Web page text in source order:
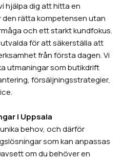
hjälpa dig att hitta en
rätta kompetensen utan
och ett starkt kundfokus.
för att säkerställa att
från första dagen. Vi
utmaningar som butikdrift
försäljningsstrategier,
i Uppsala
behov, och därför
som kan anpassas
om du behöver en